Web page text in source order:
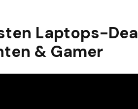
Laptops-
& Gamer